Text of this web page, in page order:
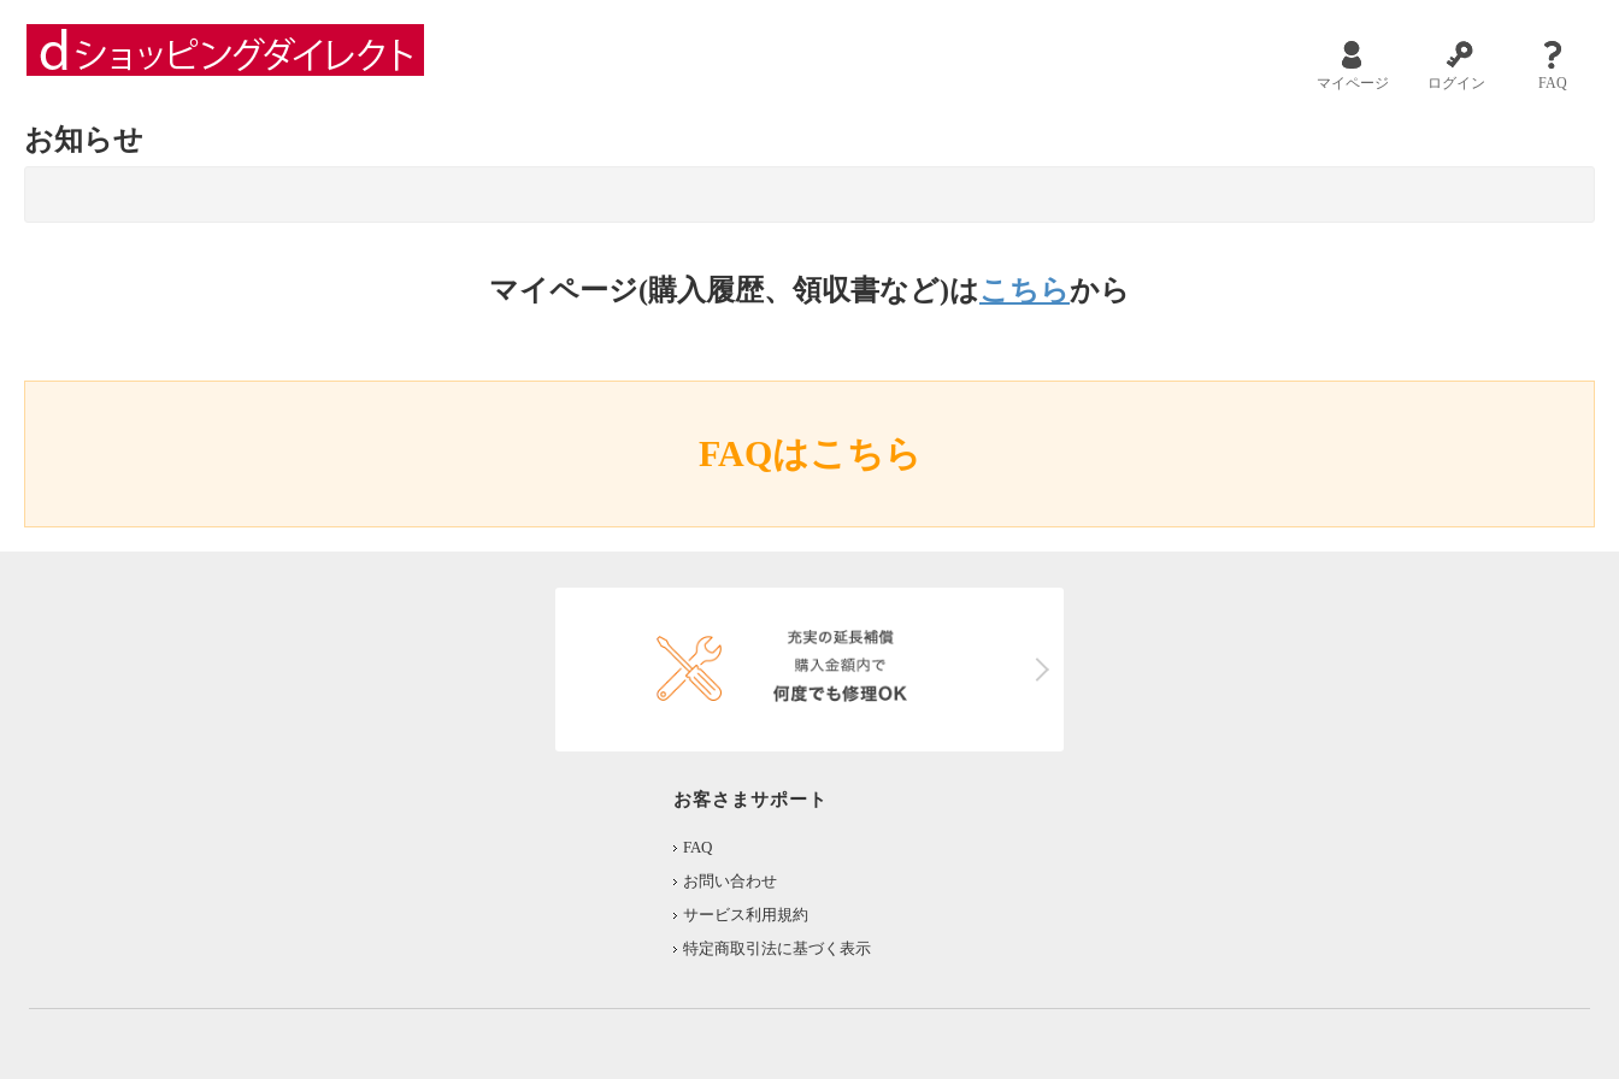
マイページ ログイン FAQ
お知らせ
マイページ(購入履歴、領収書など)はこちらから
FAQはこちら
お客さまサポート
FAQ
お問い合わせ
サービス利用規約
特定商取引法に基づく表示